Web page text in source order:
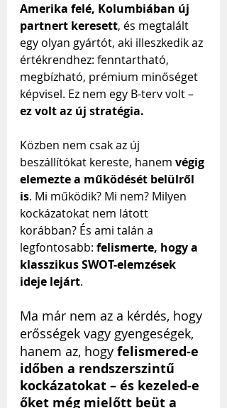
Amerika felé, Kolumbiában új
partnert keresett, és megtalált
egy olyan gyártót, aki illeszkedik az
értékrendhez: fenntartható,
megbízható, prémium minőséget
képvisel. Ez nem egy B-terv volt –
ez volt az új stratégia.
Közben nem csak az új
beszállítókat kereste, hanem végig
elemezte a működését belülről
is. Mi működik? Mi nem? Milyen
kockázatokat nem látott
korábban? És ami talán a
legfontosabb: felismerte, hogy a
klasszikus SWOT-elemzések
ideje lejárt.
Ma már nem az a kérdés, hogy
erősségek vagy gyengeségek,
hanem az, hogy felismered-e
időben a rendszerszintű
kockázatokat – és kezeled-e
őket még mielőtt beüt a